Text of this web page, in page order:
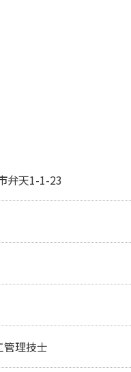
弁天1-1-23
管理技士